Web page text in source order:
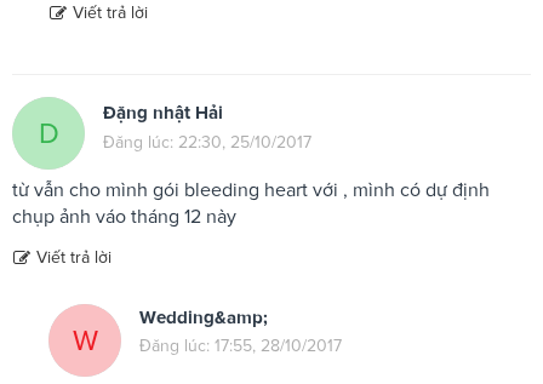
Viết trả lời
D
Đặng nhật Hải
Đăng lúc: 22:30, 25/10/2017
từ vẫn cho mình gói bleeding heart với , mình có dự định
chụp ảnh váo tháng 12 này
Viết trả lời
W
Wedding&amp;
Đăng lúc: 17:55, 28/10/2017